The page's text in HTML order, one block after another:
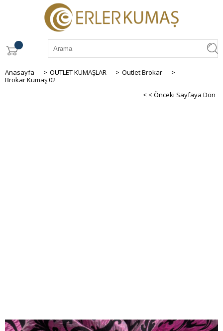
Anasayfa > OUTLET KUMAŞLAR > Outlet Brokar
>
Brokar Kumaş 02
< < Önceki Sayfaya Dön